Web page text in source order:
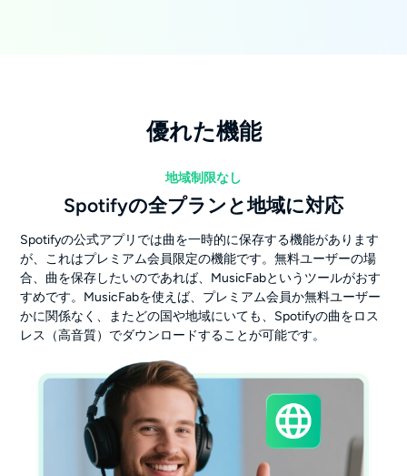
優れた機能
地域制限なし
Spotifyの全プランと地域に対応
Spotifyの公式アプリでは曲を一時的に保存する機能があります
が、これはプレミアム会員限定の機能です。無料ユーザーの場
合、曲を保存したいのであれば、MusicFabというツールがおす
すめです。MusicFabを使えば、プレミアム会員か無料ユーザー
かに関係なく、またどの国や地域にいても、Spotifyの曲をロス
レス（高音質）でダウンロードすることが可能です。